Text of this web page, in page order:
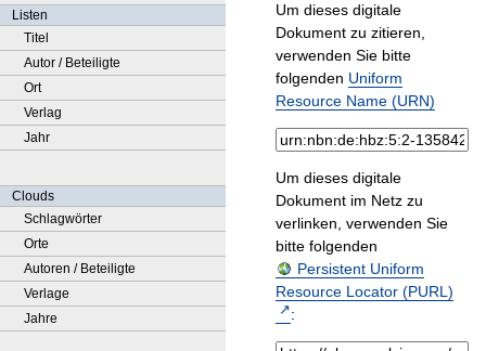
Listen
Titel
Autor / Beteiligte
Ort
Verlag
Jahr
Clouds
Schlagwörter
Orte
Autoren / Beteiligte
Verlage
Jahre
Um dieses digitale
Dokument zu zitieren,
verwenden Sie bitte
folgenden Uniform
Resource Name (URN)
Um dieses digitale
Dokument im Netz zu
verlinken, verwenden Sie
bitte folgenden
Persistent Uniform
Resource Locator (PURL)
: